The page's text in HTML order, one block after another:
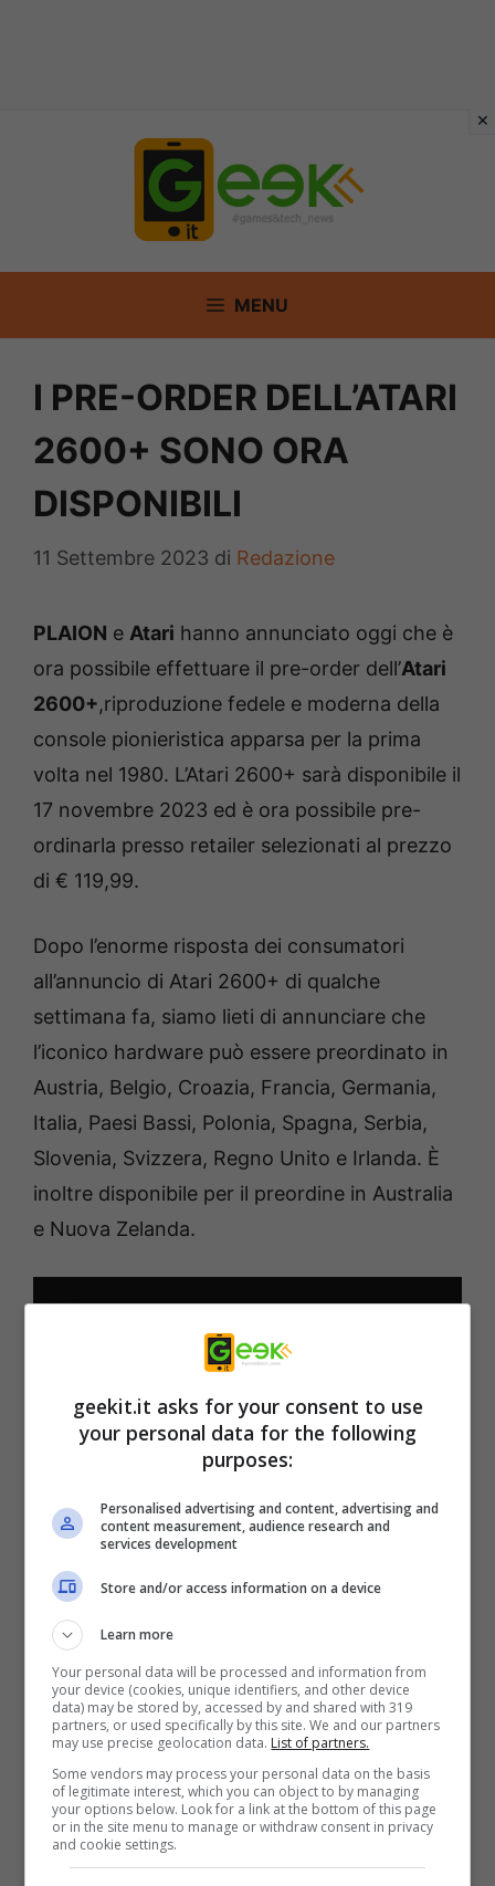
MENU
I PRE-ORDER DELL’ATARI
2600+ SONO ORA
DISPONIBILI
11 Settembre 2023 di Redazione
PLAION e Atari hanno annunciato oggi che è
ora possibile effettuare il pre-order dell’Atari
2600+,riproduzione fedele e moderna della
console pionieristica apparsa per la prima
volta nel 1980. L’Atari 2600+ sarà disponibile il
17 novembre 2023 ed è ora possibile pre-
ordinarla presso retailer selezionati al prezzo
di € 119,99.
Dopo l’enorme risposta dei consumatori
all’annuncio di Atari 2600+ di qualche
settimana fa, siamo lieti di annunciare che
l’iconico hardware può essere preordinato in
Austria, Belgio, Croazia, Francia, Germania,
Italia, Paesi Bassi, Polonia, Spagna, Serbia,
Slovenia, Svizzera, Regno Unito e Irlanda. È
inoltre disponibile per il preordine in Australia
e Nuova Zelanda.
giochi 10 in 1 e unCX40+ Joystick
per un tocco di nostalgia in più. È
disponibile per il preordine anche ilCX-30
Paddle Controller
in 1, al prezzo di € 34,99. Il CX-40
Joystickstandalone sarà venduto al prezzo
di € 22,99.
Altri titoli di lancio, tra cui le cartucce
diBerzerk Enhanced EditioneMr. Run and
Jump, saranno disponibili anche per Atari
geekit.it asks for your consent to use
your personal data for the following
purposes:
Personalised advertising and content, advertising and
content measurement, audience research and
services development
Store and/or access information on a device
Learn more
Your personal data will be processed and information from
your device (cookies, unique identifiers, and other device
data) may be stored by, accessed by and shared with 319
partners, or used specifically by this site. We and our partners
may use precise geolocation data. List of partners.
Some vendors may process your personal data on the basis
of legitimate interest, which you can object to by managing
your options below. Look for a link at the bottom of this page
or in the site menu to manage or withdraw consent in privacy
and cookie settings.